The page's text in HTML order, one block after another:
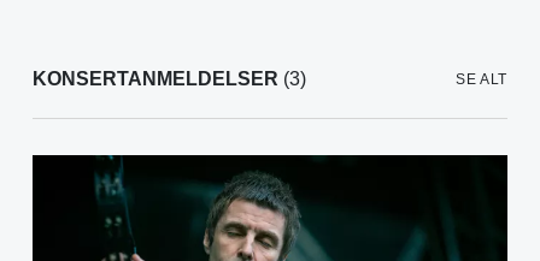
KONSERTANMELDELSER (3) SE ALT